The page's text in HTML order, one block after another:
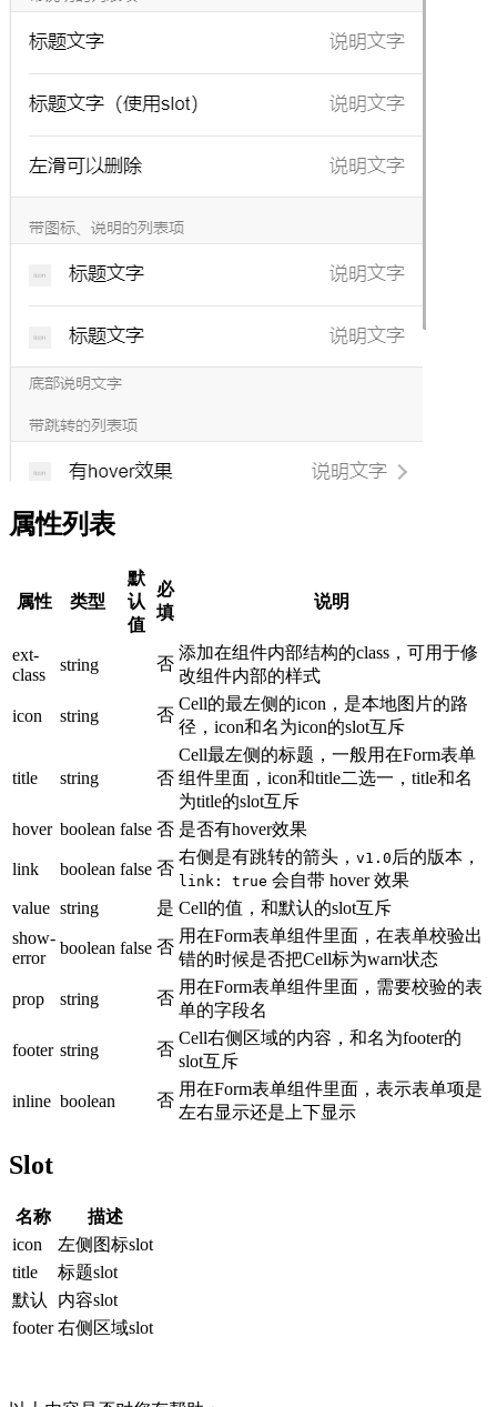
属性列表
属性 类型
默
认
值
必
填
说明
ext-
class
string 否
添加在组件内部结构的class，可用于修
改组件内部的样式
icon string 否
Cell的最左侧的icon，是本地图片的路
径，icon和名为icon的slot互斥
title string 否
Cell最左侧的标题，一般用在Form表单
组件里面，icon和title二选一，title和名
为title的slot互斥
hover boolean false 否 是否有hover效果
link boolean false 否
右侧是有跳转的箭头， v1.0 后的版本，
link: true 会自带 hover 效果
value string 是 Cell的值，和默认的slot互斥
show-
error
boolean false 否
用在Form表单组件里面，在表单校验出
错的时候是否把Cell标为warn状态
prop string 否
用在Form表单组件里面，需要校验的表
单的字段名
footer string 否
Cell右侧区域的内容，和名为footer的
slot互斥
inline boolean 否
用在Form表单组件里面，表示表单项是
左右显示还是上下显示
Slot
名称
描述
icon
左侧图标slot
title
标题slot
默认
内容slot
footer 右侧区域slot